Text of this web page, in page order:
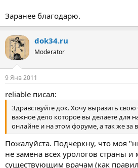
Заранее благодарю.
dok34.ru
Moderator
9 Янв 2011
reliable писал:
Здравствуйте док. Хочу выразить свою
важное дело которое вы делаете для
онлайне и на этом форуме, а так же за
Пожалуйста. Подчеркну, что моя
не замена всех урологов страны
существующим врачам (как